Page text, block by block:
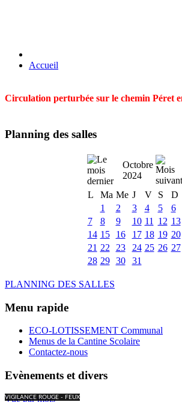
Accueil
Circulation perturbée sur le chemin Péret
Planning des salles
Octobre
2024
L
Ma Me J V S
D
1
2 3 4 5
6
7
8 9 10 11 12 13
14 15 16 17 18 19 20
21 22 23 24 25 26 27
28 29 30 31
PLANNING DES SALLES
Menu rapide
ECO-LOTISSEMENT Communal
Menus de la Cantine Scolaire
Contactez-nous
Evènements et divers
VIGILANCE ROUGE - FEUX
Vue par mois